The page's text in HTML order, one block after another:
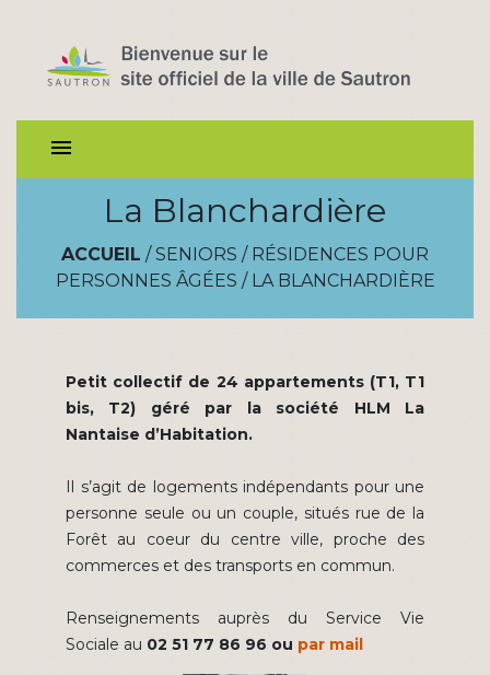
menu
La Blanchardière
ACCUEIL /SENIORS / RÉSIDENCES POUR
PERSONNES ÂGÉES / LA BLANCHARDIÈRE
Petit collectif de 24 appartements (T1, T1
bis, T2) géré par la société HLM La
Nantaise d’Habitation.
Il s’agit de logements indépendants pour une
personne seule ou un couple, situés rue de la
Forêt au coeur du centre ville, proche des
commerces et des transports en commun.
Renseignements auprès du Service Vie
Sociale au 02 51 77 86 96 ou par mail